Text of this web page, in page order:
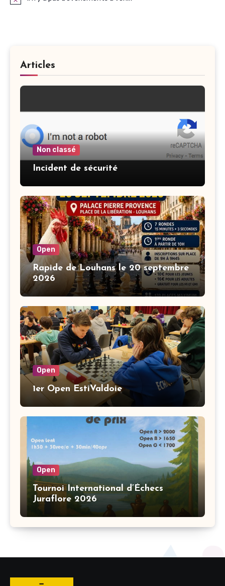
Notice
Articles
Non classé
Incident de sécurité
Open
Rapide de Louhans le 20 septembre
2026
Open
1er Open EstiValdoie
Open
Tournoi International d’Échecs
Juraflore 2026